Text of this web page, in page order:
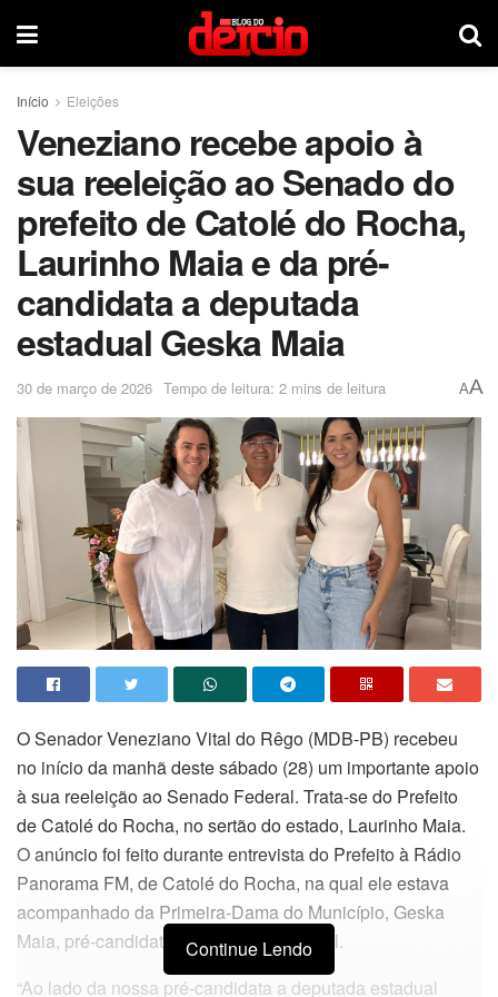
Início Eleições
Veneziano recebe apoio à
sua reeleição ao Senado do
prefeito de Catolé do Rocha,
Laurinho Maia e da pré-
candidata a deputada
estadual Geska Maia
30 de março de 2026 Tempo de leitura: 2 mins de leitura AA
O Senador Veneziano Vital do Rêgo (MDB-PB) recebeu
no início da manhã deste sábado (28) um importante apoio
à sua reeleição ao Senado Federal. Trata-se do Prefeito
de Catolé do Rocha, no sertão do estado, Laurinho Maia.
O anúncio foi feito durante entrevista do Prefeito à Rádio
Panorama FM, de Catolé do Rocha, na qual ele estava
acompanhado da Primeira-Dama do Município, Geska
Maia, pré-candidata a deputada estadual.
“Ao lado da nossa pré-candidata a deputada estadual
Continue Lendo